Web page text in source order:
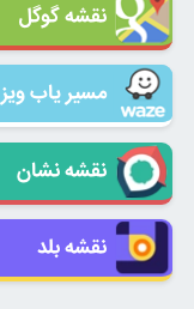
نقشه گوگل
مسیر یاب ویز
نقشه نشان
نقشه بلد